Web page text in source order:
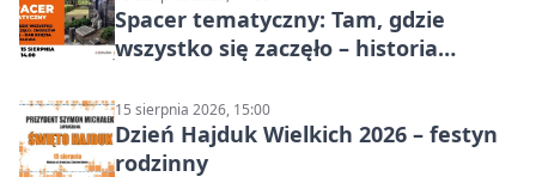
Spacer tematyczny: Tam, gdzie
wszystko się zaczęło – historia
15 sierpnia 2026, 15:00
Dzień Hajduk Wielkich 2026 – festyn
rodzinny